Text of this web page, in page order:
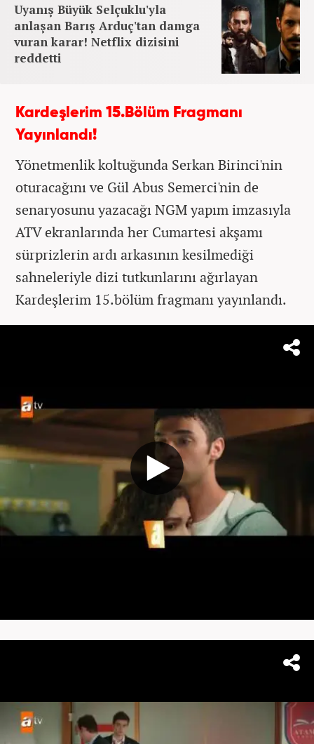
Uyanış Büyük Selçuklu'yla
anlaşan Barış Arduç'tan damga
vuran karar! Netflix dizisini
reddetti
Kardeşlerim 15.Bölüm Fragmanı
Yayınlandı!
Yönetmenlik koltuğunda Serkan Birinci'nin
oturacağını ve Gül Abus Semerci'nin de
senaryosunu yazacağı NGM yapım imzasıyla
ATV ekranlarında her Cumartesi akşamı
sürprizlerin ardı arkasının kesilmediği
sahneleriyle dizi tutkunlarını ağırlayan
Kardeşlerim 15.bölüm fragmanı yayınlandı.